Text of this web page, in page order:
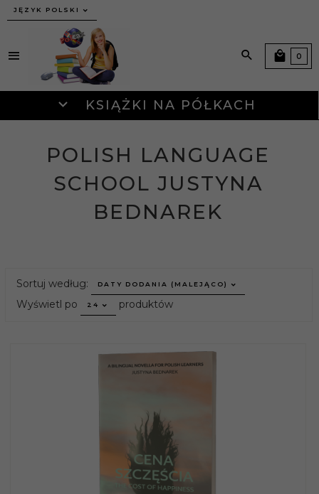
JĘZYK POLSKI
KSIĄŻKI NA PÓŁKACH
0
POLISH LANGUAGE
SCHOOL JUSTYNA
BEDNAREK
Sortuj według: sort
DATY DODANIA (MALEJĄCO)
Wyświetl po pop
24 produktów